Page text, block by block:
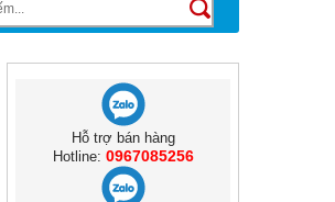
Hỗ trợ bán hàng
Hotline: 0967085256